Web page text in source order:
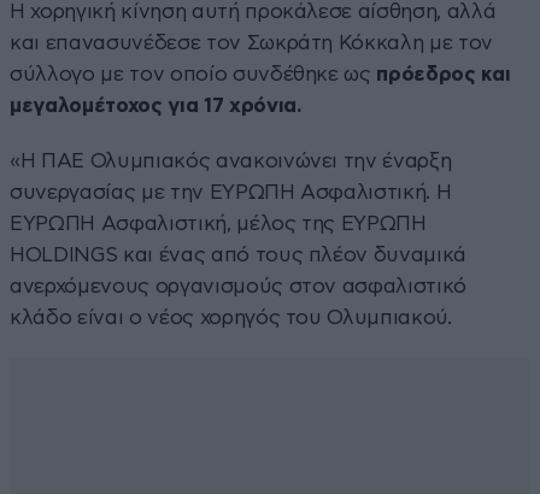
Η χορηγική κίνηση αυτή προκάλεσε αίσθηση, αλλά
και επανασυνέδεσε τον Σωκράτη Κόκκαλη με τον
σύλλογο με τον οποίο συνδέθηκε ως πρόεδρος και
μεγαλομέτοχος για 17 χρόνια.
«Η ΠΑΕ Ολυμπιακός ανακοινώνει την έναρξη
συνεργασίας με την ΕΥΡΩΠΗ Ασφαλιστική. Η
ΕΥΡΩΠΗ Ασφαλιστική, μέλος της ΕΥΡΩΠΗ
HOLDINGS και ένας από τους πλέον δυναμικά
ανερχόμενους οργανισμούς στον ασφαλιστικό
κλάδο είναι ο νέος χορηγός του Ολυμπιακού.